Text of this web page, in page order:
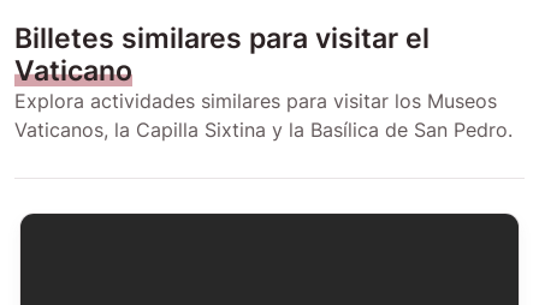
Billetes similares para visitar el
Vaticano
Explora actividades similares para visitar los Museos
Vaticanos, la Capilla Sixtina y la Basílica de San Pedro.